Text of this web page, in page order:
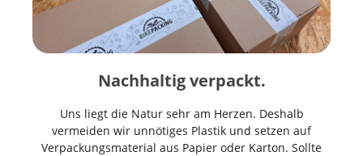
Nachhaltig verpackt.
Uns liegt die Natur sehr am Herzen. Deshalb
vermeiden wir unnötiges Plastik und setzen auf
Verpackungsmaterial aus Papier oder Karton. Sollte